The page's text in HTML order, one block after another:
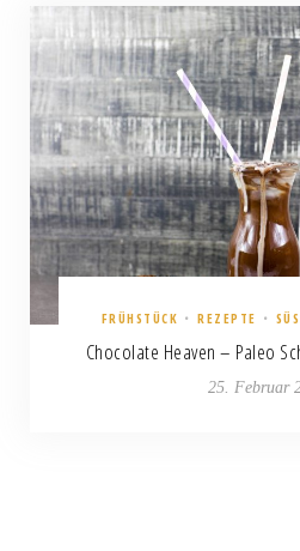
FRÜHSTÜCK • REZEPTE •
Chocolate Heaven – Paleo
25. Februar